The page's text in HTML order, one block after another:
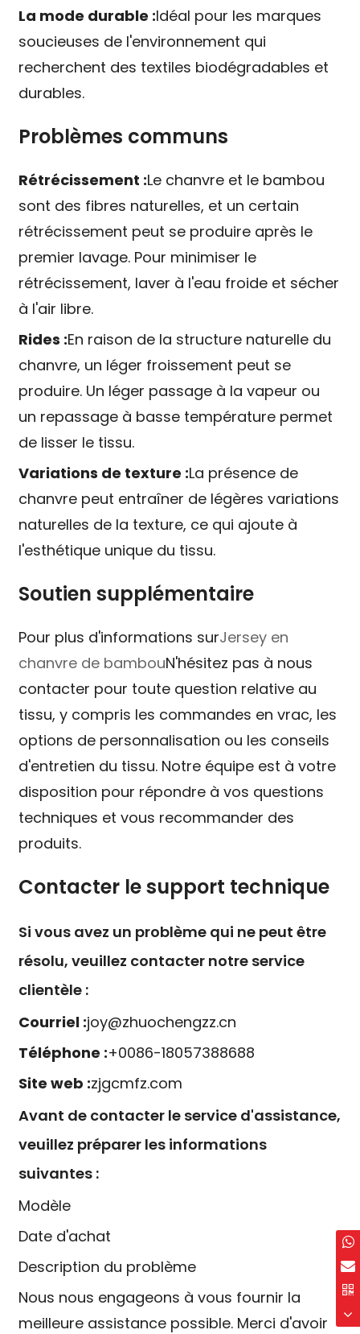
La mode durable :Idéal pour les marques
soucieuses de l'environnement qui
recherchent des textiles biodégradables et
durables.
Problèmes communs
Rétrécissement :Le chanvre et le bambou
sont des fibres naturelles, et un certain
rétrécissement peut se produire après le
premier lavage. Pour minimiser le
rétrécissement, laver à l'eau froide et sécher
à l'air libre.
Rides :En raison de la structure naturelle du
chanvre, un léger froissement peut se
produire. Un léger passage à la vapeur ou
un repassage à basse température permet
de lisser le tissu.
Variations de texture :La présence de
chanvre peut entraîner de légères variations
naturelles de la texture, ce qui ajoute à
l'esthétique unique du tissu.
Soutien supplémentaire
Pour plus d'informations surJersey en
chanvre de bambouN'hésitez pas à nous
contacter pour toute question relative au
tissu, y compris les commandes en vrac, les
options de personnalisation ou les conseils
d'entretien du tissu. Notre équipe est à votre
disposition pour répondre à vos questions
techniques et vous recommander des
produits.
Contacter le support technique
Si vous avez un problème qui ne peut être
résolu, veuillez contacter notre service
clientèle :
Courriel :joy@zhuochengzz.cn
Téléphone :+0086-18057388688
Site web :zjgcmfz.com
Avant de contacter le service d'assistance,
veuillez préparer les informations
suivantes :
Modèle
Date d'achat
Description du problème
Nous nous engageons à vous fournir la
meilleure assistance possible. Merci d'avoir